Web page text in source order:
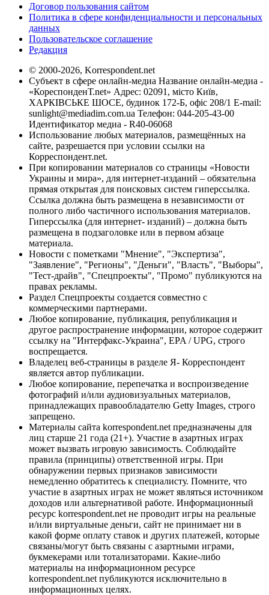
Договор пользования сайтом
Политика в сфере конфиденциальности и персональных
данных
Пользовательское соглашение
Редакция
© 2000-2026, Korrespondent.net
Субъект в сфере онлайн-медиа Название онлайн-медиа -
«КореспонденТ.net» Адрес: 02091, місто Київ,
ХАРКІВСЬКЕ ШОСЕ, будинок 172-Б, офіс 208/1 E-mail:
sunlight@mediadim.com.ua Телефон: 044-205-43-00
Идентификатор медиа - R40-06068
Использование любых материалов, размещённых на
сайте, разрешается при условии ссылки на
Корреспондент.net.
При копировании материалов со страницы «Новости
Украины и мира», для интернет-изданий – обязательна
прямая открытая для поисковых систем гиперссылка.
Ссылка должна быть размещена в независимости от
полного либо частичного использования материалов.
Гиперссылка (для интернет- изданий) – должна быть
размещена в подзаголовке или в первом абзаце
материала.
Новости с пометками "Мнение", "Экспертиза",
"Заявление", "Регионы", "Деньги", "Власть", "Выборы",
"Тест-драйв", "Спецпроекты", "Промо" публикуются на
правах рекламы.
Раздел Спецпроекты создается совместно с
коммерческими партнерами.
Любое копирование, публикация, републикация и
другое распространение информации, которое содержит
ссылку на "Интерфакс-Украина", EPA / UPG, строго
воспрещается.
Владелец веб-страницы в разделе Я- Корреспондент
является автор публикации.
Любое копирование, перепечатка и воспроизведение
фотографий и/или аудиовизуальных материалов,
принадлежащих правообладателю Getty Images, строго
запрещено.
Материалы сайта korrespondent.net предназначены для
лиц старше 21 года (21+). Участие в азартных играх
может вызвать игровую зависимость. Соблюдайте
правила (принципы) ответственной игры. При
обнаружении первых признаков зависимости
немедленно обратитесь к специалисту. Помните, что
участие в азартных играх не может являться источником
доходов или альтернативой работе. Информационный
ресурс korrespondent.net не проводит игры на реальные
и/или виртуальные деньги, сайт не принимает ни в
какой форме оплату ставок и других платежей, которые
связаны/могут быть связаны с азартными играми,
букмекерами или тотализаторами. Какие-либо
материалы на информационном ресурсе
korrespondent.net публикуются исключительно в
информационных целях.